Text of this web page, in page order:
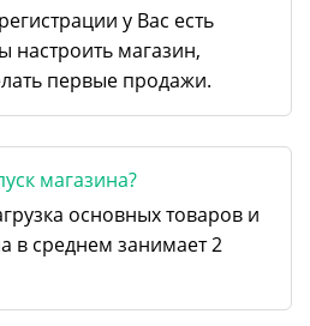
у Вас есть
настроить магазин,
первые продажи.
магазина?
основных товаров и
в среднем занимает 2